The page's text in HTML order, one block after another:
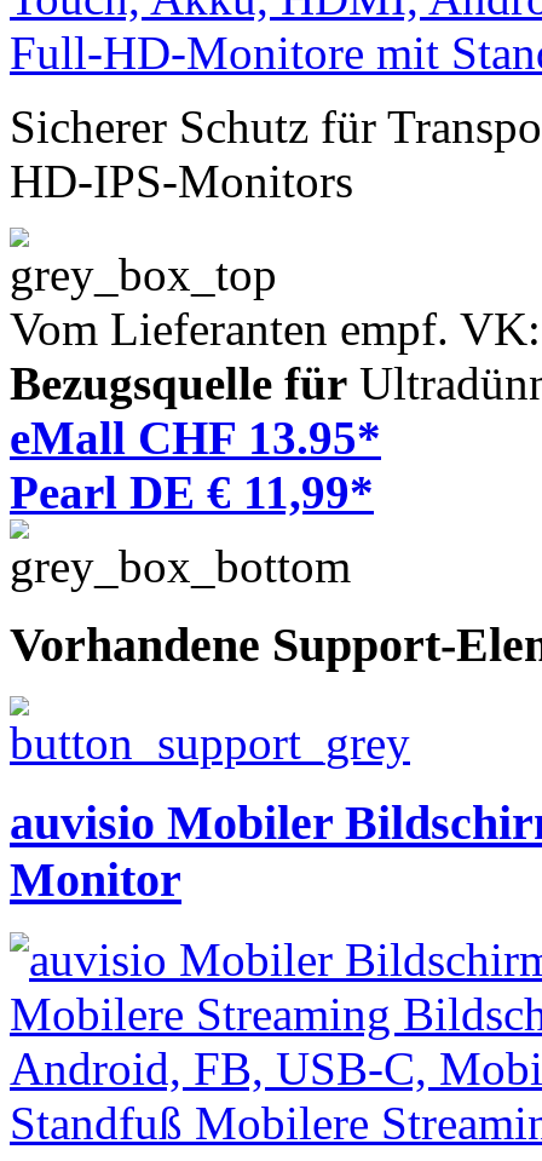
Sicherer Schutz für
HD-IPS-Monitors
Vom Lieferanten empf.
Bezugsquelle für
eMall CHF 13.95*
Pearl DE € 11,99*
Vorhandene Support-
auvisio Mobiler
Monitor